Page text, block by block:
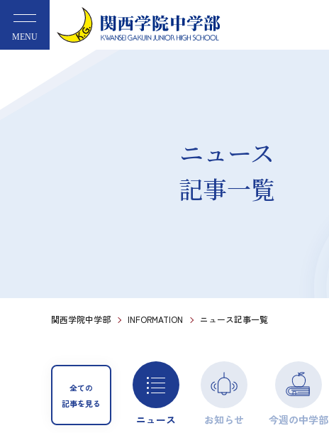
MENU
ニュース
記事一覧
関西学院中学部 INFORMATION ニュース記事一覧
全ての
記事を見る
ニュース お知らせ 今週の中学部